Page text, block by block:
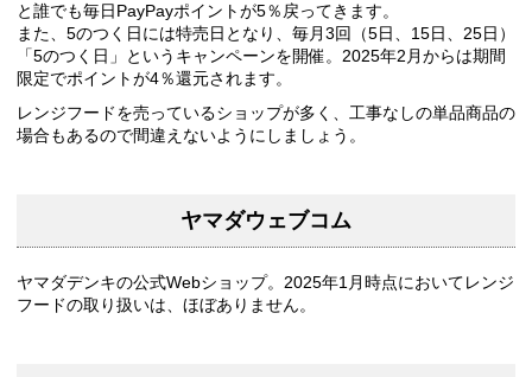
と誰でも毎日PayPayポイントが5％戻ってきます。
また、5のつく日には特売日となり、毎月3回（5日、15日、25日）
「5のつく日」というキャンペーンを開催。2025年2月からは期間
限定でポイントが4％還元されます。
レンジフードを売っているショップが多く、工事なしの単品商品の
場合もあるので間違えないようにしましょう。
ヤマダウェブコム
ヤマダデンキの公式Webショップ。2025年1月時点においてレンジ
フードの取り扱いは、ほぼありません。